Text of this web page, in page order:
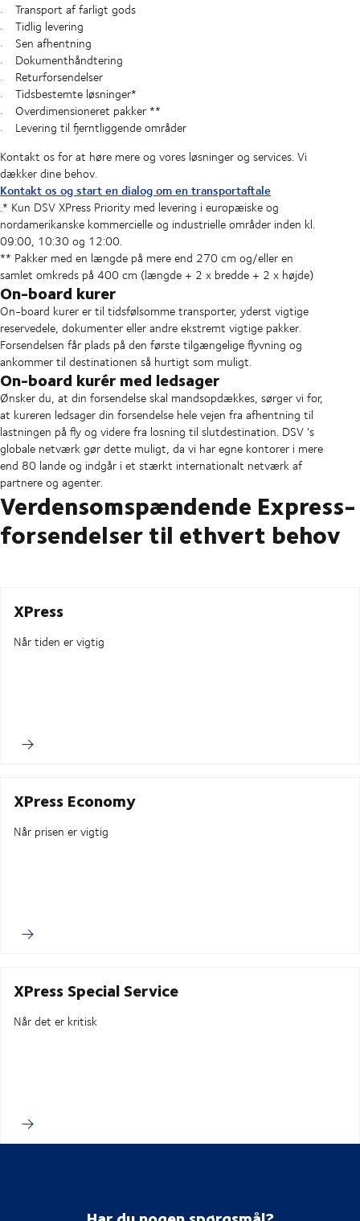
Transport af farligt gods
Tidlig levering
Sen afhentning
Dokumenthåndtering
Returforsendelser
Tidsbestemte løsninger*
Overdimensioneret pakker **
Levering til fjerntliggende områder
Kontakt os for at høre mere og vores løsninger og services. Vi
dækker dine behov.
Kontakt os og start en dialog om en transportaftale
.* Kun DSV XPress Priority med levering i europæiske og
nordamerikanske kommercielle og industrielle områder inden kl.
09:00, 10:30 og 12:00.
** Pakker med en længde på mere end 270 cm og/eller en
samlet omkreds på 400 cm (længde + 2 x bredde + 2 x højde)
On-board kurer
On-board kurer er til tidsfølsomme transporter, yderst vigtige
reservedele, dokumenter eller andre ekstremt vigtige pakker.
Forsendelsen får plads på den første tilgængelige flyvning og
ankommer til destinationen så hurtigt som muligt.
On-board kurér med ledsager
Ønsker du, at din forsendelse skal mandsopdækkes, sørger vi for,
at kureren ledsager din forsendelse hele vejen fra afhentning til
lastningen på fly og videre fra losning til slutdestination. DSV 's
globale netværk gør dette muligt, da vi har egne kontorer i mere
end 80 lande og indgår i et stærkt internationalt netværk af
partnere og agenter.
Verdensomspændende Express-
forsendelser til ethvert behov
XPress
Når tiden er vigtig
XPress Economy
Når prisen er vigtig
XPress Special Service
Når det er kritisk